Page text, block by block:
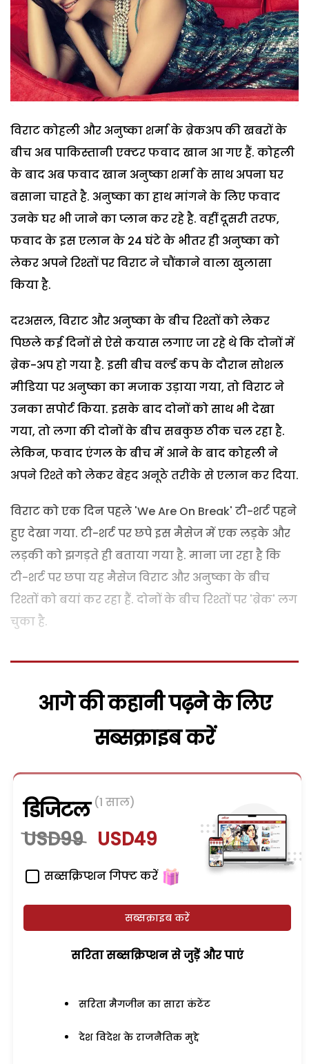
विराट कोहली और अनुष्का शर्मा के ब्रेकअप की खबरों के
बीच अब पाकिस्तानी एक्टर फवाद खान आ गए हैं. कोहली
के बाद अब फवाद खान अनुष्का शर्मा के साथ अपना घर
बसाना चाहते है. अनुष्का का हाथ मांगने के लिए फवाद
उनके घर भी जाने का प्लान कर रहे है. वहीं दूसरी तरफ,
फवाद के इस एलान के 24 घंटे के भीतर ही अनुष्का को
लेकर अपने रिश्तों पर विराट ने चौंकाने वाला खुलासा
किया है.
दरअसल, विराट और अनुष्का के बीच रिश्तों को लेकर
पिछले कई दिनों से ऐसे कयास लगाए जा रहे थे कि दोनों में
ब्रेक-अप हो गया है. इसी बीच वर्ल्ड कप के दौरान सोशल
मीडिया पर अनुष्का का मजाक उड़ाया गया, तो विराट ने
उनका सपोर्ट किया. इसके बाद दोनों को साथ भी देखा
गया, तो लगा की दोनों के बीच सबकुछ ठीक चल रहा है.
लेकिन, फवाद एंगल के बीच में आने के बाद कोहली ने
अपने रिश्ते को लेकर बेहद अनूठे तरीके से एलान कर दिया.
विराट को एक दिन पहले 'We Are On Break' टी-शर्ट पहने
हुए देखा गया. टी-शर्ट पर छपे इस मैसेज में एक लड़के और
लड़की को झगड़ते ही बताया गया है. माना जा रहा है कि
टी-शर्ट पर छपा यह मैसेज विराट और अनुष्का के बीच
रिश्तों को बयां कर रहा हैं. दोनों के बीच रिश्तों पर 'ब्रेक' लग
चुका है.
आगे की कहानी पढ़ने के लिए
सब्सक्राइब करें
डिजिटल (1 साल)
USD99 USD49
सब्सक्रिप्शन गिफ्ट करें
सब्सक्राइब करें
सरिता सब्सक्रिप्शन से जुड़ेें और पाएं
सरिता मैगजीन का सारा कंटेंट
देश विदेश के राजनैतिक मुद्दे